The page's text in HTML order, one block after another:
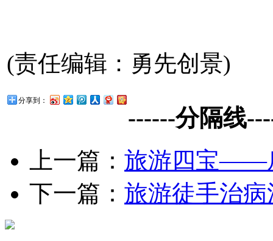
(责任编辑：勇先创景)
分享到：
------分隔线
上一篇： 旅游四宝——
下一篇： 旅游徒手治病